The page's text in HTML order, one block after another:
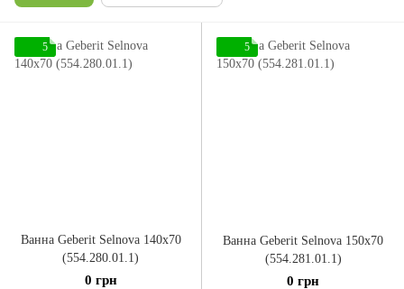
5
Ванна Geberit Selnova 140x70
(554.280.01.1)
0 грн
5
Ванна Geberit Selnova 150x70
(554.281.01.1)
0 грн